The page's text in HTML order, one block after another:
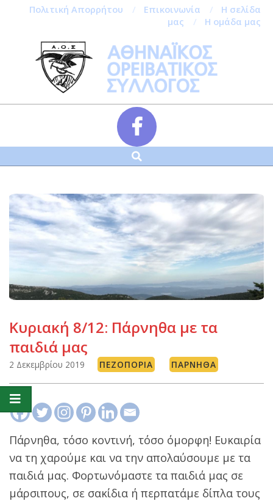
Πολιτική Απορρήτου Επικοινωνία
Η σελίδα
μας
Η ομάδα μας
Menu
Αναζήτηση
Κυριακή 8/12: Πάρνηθα με τα
παιδιά μας
2 Δεκεμβρίου 2019 ΠΕΖΟΠΟΡΊΑ ΠΆΡΝΗΘΑ
Πάρνηθα, τόσο κοντινή, τόσο όμορφη! Ευκαιρία
να τη χαρούμε και να την απολαύσουμε με τα
παιδιά μας. Φορτωνόμαστε τα παιδιά μας σε
μάρσιπους, σε σακίδια ή περπατάμε δίπλα τους